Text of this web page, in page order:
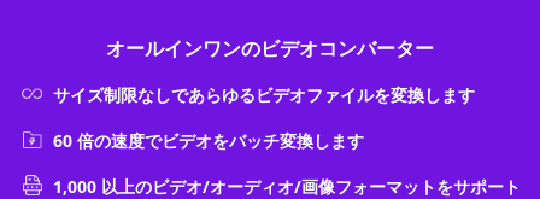
オールインワンのビデオコンバーター
サイズ制限なしであらゆるビデオファイルを変換します
60 倍の速度でビデオをバッチ変換します
1,000 以上のビデオ/オーディオ/画像フォーマットをサポート